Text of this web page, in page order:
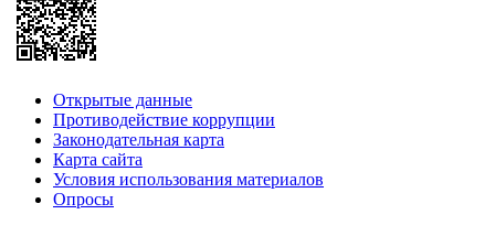
Открытые данные
Противодействие коррупции
Законодательная карта
Карта сайта
Условия использования материалов
Опросы